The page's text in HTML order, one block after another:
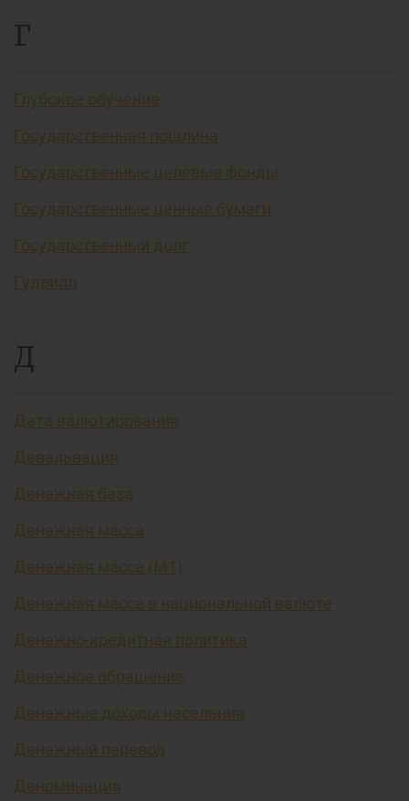
Г
Глубокое обучение
Государственная пошлина
Государственные целевые фонды
Государственные ценные бумаги
Государственный долг
Гудвилл
Д
Дата валютирования
Девальвация
Денежная база
Денежная масса
Денежная масса (М1)
Денежная масса в национальной валюте
Денежно-кредитная политика
Денежное обращение
Денежные доходы населения
Денежный перевод
Деноминация